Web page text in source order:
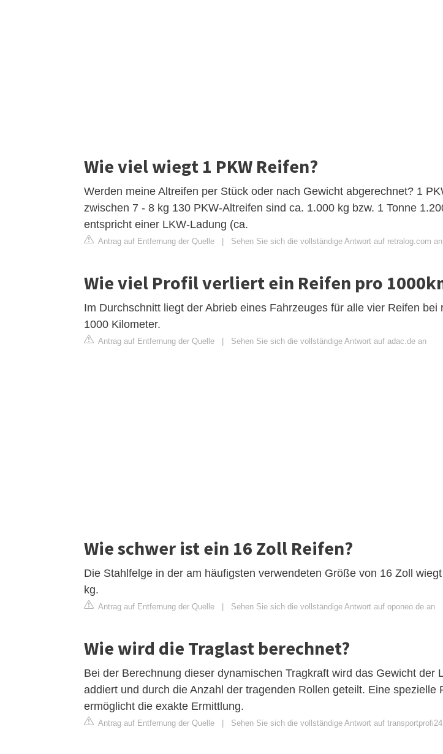
Wie viel wiegt 1 PKW Reifen?
Werden meine Altreifen per Stück oder nach Gewicht abgerechnet? 1
zwischen 7 - 8 kg 130 PKW-Altreifen sind ca. 1.000 kg bzw. 1 Tonne
entspricht einer LKW-Ladung (ca.
Antrag auf Entfernung der Quelle Sehen Sie sich die vollständige Antwort auf retralog.com an
Wie viel Profil verliert ein Reifen pro
Im Durchschnitt liegt der Abrieb eines Fahrzeuges für alle vier Reifen bei
1000 Kilometer.
Antrag auf Entfernung der Quelle Sehen Sie sich die vollständige Antwort auf adac.de an
Wie schwer ist ein 16 Zoll Reifen?
Die Stahlfelge in der am häufigsten verwendeten Größe von 16 Zoll
kg.
Antrag auf Entfernung der Quelle Sehen Sie sich die vollständige Antwort auf oponeo.de an
Wie wird die Traglast berechnet?
Bei der Berechnung dieser dynamischen Tragkraft wird das Gewicht der
addiert und durch die Anzahl der tragenden Rollen geteilt. Eine spezielle
ermöglicht die exakte Ermittlung.
Antrag auf Entfernung der Quelle Sehen Sie sich die vollständige Antwort auf